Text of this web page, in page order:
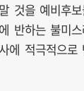
것을 예비후
반하는 불미
에 적극적으로